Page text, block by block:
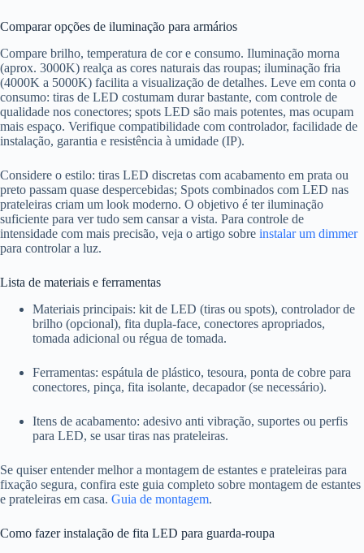
Comparar opções de iluminação para armários
Compare brilho, temperatura de cor e consumo. Iluminação morna
(aprox. 3000K) realça as cores naturais das roupas; iluminação fria
(4000K a 5000K) facilita a visualização de detalhes. Leve em conta o
consumo: tiras de LED costumam durar bastante, com controle de
qualidade nos conectores; spots LED são mais potentes, mas ocupam
mais espaço. Verifique compatibilidade com controlador, facilidade de
instalação, garantia e resistência à umidade (IP).
Considere o estilo: tiras LED discretas com acabamento em prata ou
preto passam quase despercebidas; Spots combinados com LED nas
prateleiras criam um look moderno. O objetivo é ter iluminação
suficiente para ver tudo sem cansar a vista. Para controle de
intensidade com mais precisão, veja o artigo sobre instalar um dimmer
para controlar a luz.
Lista de materiais e ferramentas
Materiais principais: kit de LED (tiras ou spots), controlador de
brilho (opcional), fita dupla-face, conectores apropriados,
tomada adicional ou régua de tomada.
Ferramentas: espátula de plástico, tesoura, ponta de cobre para
conectores, pinça, fita isolante, decapador (se necessário).
Itens de acabamento: adesivo anti vibração, suportes ou perfis
para LED, se usar tiras nas prateleiras.
Se quiser entender melhor a montagem de estantes e prateleiras para
fixação segura, confira este guia completo sobre montagem de estantes
e prateleiras em casa. Guia de montagem.
Como fazer instalação de fita LED para guarda-roupa